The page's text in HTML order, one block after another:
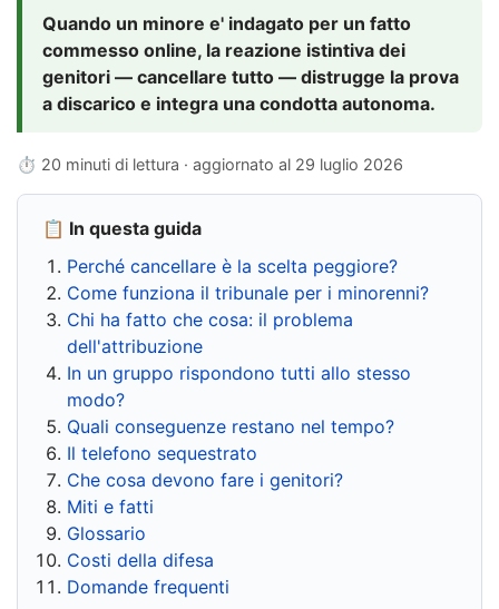
Quando un minore e' indagato per un fatto
commesso online, la reazione istintiva dei
genitori — cancellare tutto — distrugge la prova
a discarico e integra una condotta autonoma.
⏱ 20 minuti di lettura · aggiornato al 29 luglio 2026
📋 In questa guida
Perché cancellare è la scelta peggiore?
Come funziona il tribunale per i minorenni?
Chi ha fatto che cosa: il problema
dell'attribuzione
In un gruppo rispondono tutti allo stesso
modo?
Quali conseguenze restano nel tempo?
Il telefono sequestrato
Che cosa devono fare i genitori?
Miti e fatti
Glossario
Costi della difesa
Domande frequenti